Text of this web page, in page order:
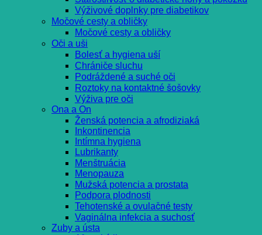
Výživové doplnky pre diabetikov
Močové cesty a obličky
Močové cesty a obličky
Oči a uši
Bolesť a hygiena uší
Chrániče sluchu
Podráždené a suché oči
Roztoky na kontaktné šošovky
Výživa pre oči
Ona a On
Ženská potencia a afrodiziaká
Inkontinencia
Intímna hygiena
Lubrikanty
Menštruácia
Menopauza
Mužská potencia a prostata
Podpora plodnosti
Tehotenské a ovulačné testy
Vaginálna infekcia a suchosť
Zuby a ústa